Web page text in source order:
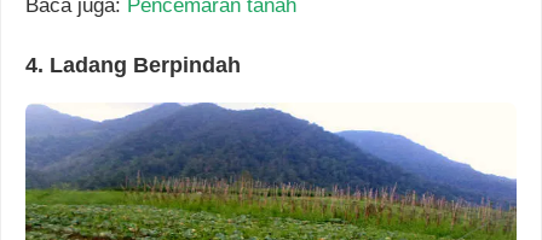
Baca juga: Pencemaran tanah
4. Ladang Berpindah